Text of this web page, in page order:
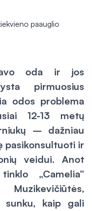
oda ir jos
pirmuosius
odos problema
12-13 metų
– dažniau
pasikonsultuoti ir
veidui. Anot
„Camelia“
kaip gali